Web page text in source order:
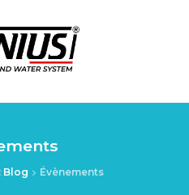
Blog Évènements